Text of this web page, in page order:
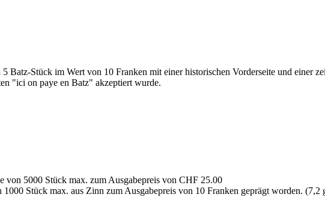
Batz-Stück im Wert von 10 Franken mit einer historischen Vorderseite und einer
"ici on paye en Batz" akzeptiert wurde.
von 5000 Stück max. zum Ausgabepreis von CHF 25.00
Stück max. aus Zinn zum Ausgabepreis von 10 Franken geprägt worden. (7,2